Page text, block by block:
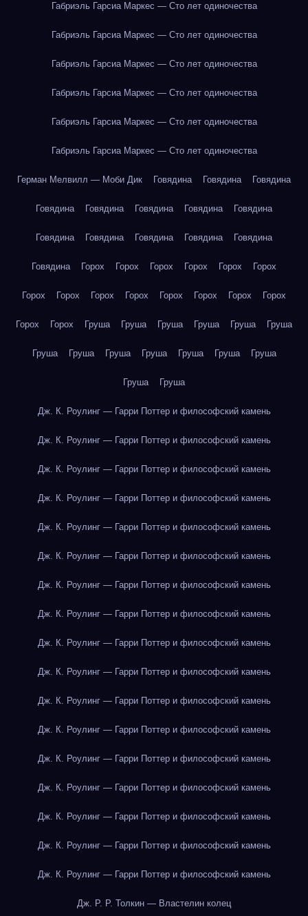
Габриэль Гарсиа Маркес — Сто лет одиночества
Габриэль Гарсиа Маркес — Сто лет одиночества
Габриэль Гарсиа Маркес — Сто лет одиночества
Габриэль Гарсиа Маркес — Сто лет одиночества
Габриэль Гарсиа Маркес — Сто лет одиночества
Габриэль Гарсиа Маркес — Сто лет одиночества
Герман Мелвилл — Моби Дик Говядина Говядина Говядина
Говядина Говядина Говядина Говядина Говядина
Говядина Говядина Говядина Говядина Говядина
Говядина Горох Горох Горох Горох Горох Горох
Горох Горох Горох Горох Горох Горох Горох Горох
Горох Горох Груша Груша Груша Груша Груша Груша
Груша Груша Груша Груша Груша Груша Груша
Груша Груша
Дж. К. Роулинг — Гарри Поттер и философский камень
Дж. К. Роулинг — Гарри Поттер и философский камень
Дж. К. Роулинг — Гарри Поттер и философский камень
Дж. К. Роулинг — Гарри Поттер и философский камень
Дж. К. Роулинг — Гарри Поттер и философский камень
Дж. К. Роулинг — Гарри Поттер и философский камень
Дж. К. Роулинг — Гарри Поттер и философский камень
Дж. К. Роулинг — Гарри Поттер и философский камень
Дж. К. Роулинг — Гарри Поттер и философский камень
Дж. К. Роулинг — Гарри Поттер и философский камень
Дж. К. Роулинг — Гарри Поттер и философский камень
Дж. К. Роулинг — Гарри Поттер и философский камень
Дж. К. Роулинг — Гарри Поттер и философский камень
Дж. К. Роулинг — Гарри Поттер и философский камень
Дж. К. Роулинг — Гарри Поттер и философский камень
Дж. К. Роулинг — Гарри Поттер и философский камень
Дж. К. Роулинг — Гарри Поттер и философский камень
Дж. Р. Р. Толкин — Властелин колец